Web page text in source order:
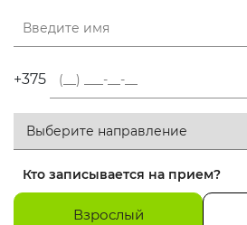
+375
Кто записывается на прием?
Взрослый